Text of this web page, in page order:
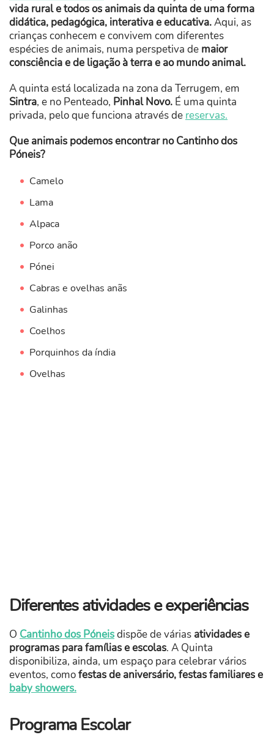
vida rural e todos os animais da quinta de uma forma
didática, pedagógica, interativa e educativa.Aqui, as
crianças conhecem e convivem com diferentes
espécies de animais, numa perspetiva de maior
consciência e de ligação à terra e ao mundo animal.
A quinta está localizada na zona da Terrugem, em
Sintra, e no Penteado, Pinhal Novo. É uma quinta
privada, pelo que funciona através de reservas.
Que animais podemos encontrar no Cantinho dos
Póneis?
Camelo
Lama
Alpaca
Porco anão
Pónei
Cabras e ovelhas anãs
Galinhas
Coelhos
Porquinhos da índia
Ovelhas
Diferentes atividades e experiências
O Cantinho dos Póneisdispõe de várias atividades e
programas para famílias e escolas. A Quinta
disponibiliza, ainda, um espaço para celebrar vários
eventos, comofestas de aniversário, festas familiares e
baby showers.
Programa Escolar